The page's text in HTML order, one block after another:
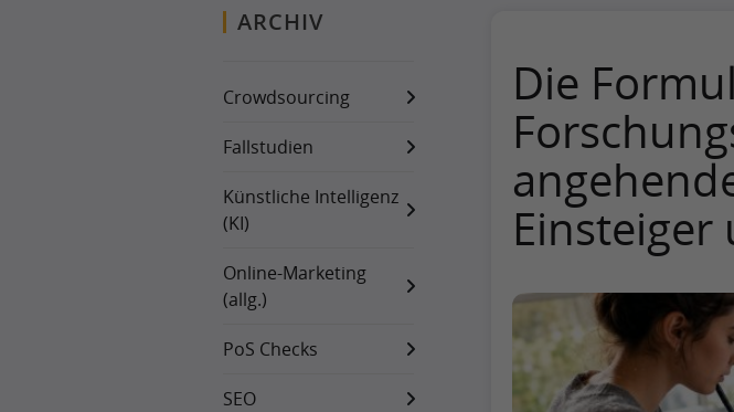
ARCHIV
Crowdsourcing
Fallstudien
Künstliche Intelligenz
(KI)
Online-Marketing
(allg.)
PoS Checks
SEO
Die